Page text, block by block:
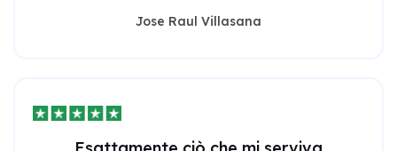
Jose Raul Villasana